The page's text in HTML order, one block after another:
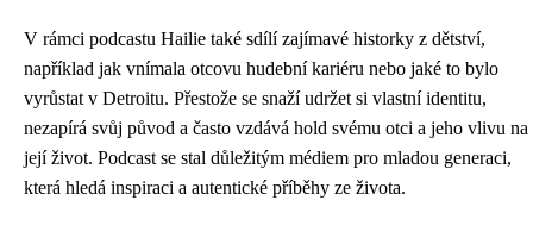
V rámci podcastu Hailie také sdílí zajímavé historky z dětství,
například jak vnímala otcovu hudební kariéru nebo jaké to bylo
vyrůstat v Detroitu. Přestože se snaží udržet si vlastní identitu,
nezapírá svůj původ a často vzdává hold svému otci a jeho vlivu na
její život. Podcast se stal důležitým médiem pro mladou generaci,
která hledá inspiraci a autentické příběhy ze života.